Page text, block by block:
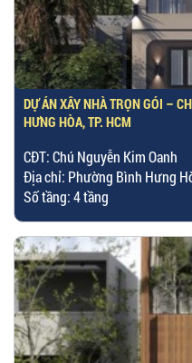
DỰ ÁN XÂY NHÀ TRỌN GÓI –
HƯNG HÒA, TP. HCM
CĐT: Chú Nguyễn Kim Oanh
Địa chỉ: Phường Bình Hưng
Số tầng: 4 tầng